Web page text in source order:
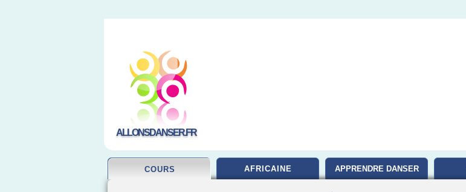
ALLONSDANSER.FR
COURS AFRICAINE APPRENDRE DANSER